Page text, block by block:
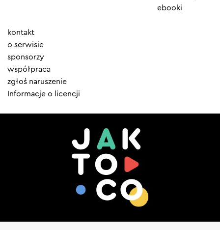
ebooki
Element
menu
kontakt
o serwisie
sponsorzy
współpraca
zgłoś naruszenie
Informacje o licencji